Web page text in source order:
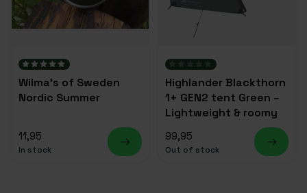
Wilma's of Sweden
Nordic Summer
11,95
In stock
Highlander Blackthorn
1+ GEN2 tent Green –
Lightweight & roomy
99,95
Out of stock